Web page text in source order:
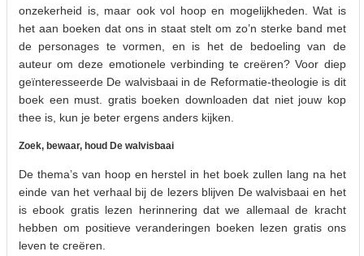
onzekerheid is, maar ook vol hoop en mogelijkheden. Wat is
het aan boeken dat ons in staat stelt om zo’n sterke band met
de personages te vormen, en is het de bedoeling van de
auteur om deze emotionele verbinding te creëren? Voor diep
geïnteresseerde De walvisbaai in de Reformatie-theologie is dit
boek een must. gratis boeken downloaden dat niet jouw kop
thee is, kun je beter ergens anders kijken.
Zoek, bewaar, houd De walvisbaai
De thema’s van hoop en herstel in het boek zullen lang na het
einde van het verhaal bij de lezers blijven De walvisbaai en het
is ebook gratis lezen herinnering dat we allemaal de kracht
hebben om positieve veranderingen boeken lezen gratis ons
leven te creëren.